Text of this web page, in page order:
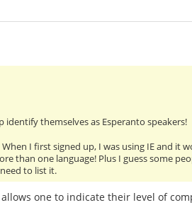
themselves as Esperanto speakers!
I first signed up, I was using IE and it
than one language! Plus I guess some
to list it.
one to indicate their level of